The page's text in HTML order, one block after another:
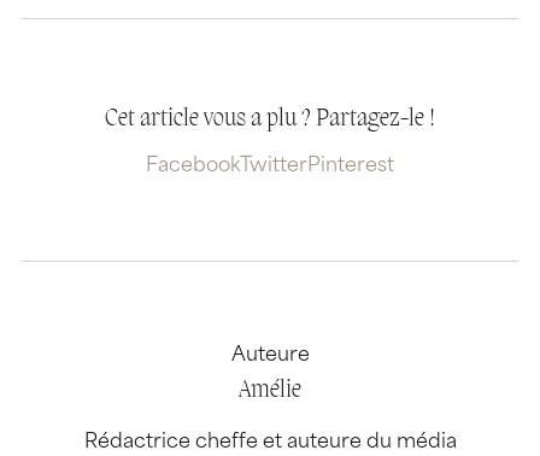
Cet article vous a plu ? Partagez-le !
Facebook TwitterPinterest
Auteure
Amélie
Rédactrice cheffe et auteure du média